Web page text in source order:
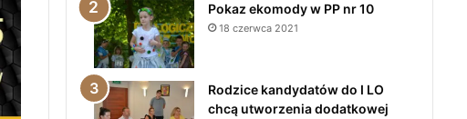
Pokaz ekomody w PP nr 10
18 czerwca 2021
Rodzice kandydatów do I LO
chcą utworzenia dodatkowej